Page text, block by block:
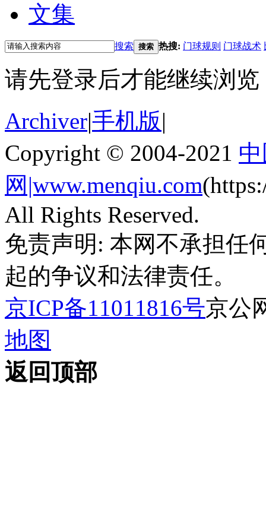
文集
搜索 搜索 热搜: 门球规则 门球战术
请先登录后才能继续浏览
Archiver|手机版|
Copyright © 2004-2021
网|www.menqiu.com
All Rights Reserved.
免责声明: 本网不承担任
起的争议和法律责任。
京ICP备11011816号京公
地图
返回顶部